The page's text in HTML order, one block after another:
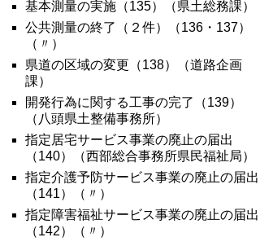
基本測量の実施（135）（県土総務課）
公共測量の終了（２件）（136 ・ 137）
（〃）
県道の区域の変更（138）（道路企画
課）
開発行為に関する工事の完了（139）
（八頭県土整備事務所）
指定居宅サービス事業の廃止の届出
（140）（西部総合事務所県民福祉局）
指定介護予防サービス事業の廃止の届出
（141）（〃）
指定障害福祉サービス事業の廃止の届出
（142）（〃）